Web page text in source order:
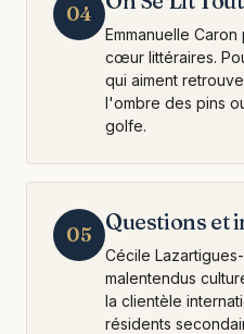
04
Emmanuelle
cœur littéraires.
qui aiment
l'ombre des pins
golfe.
05 Questions et
Cécile
malentendus
la clientèle
résidents